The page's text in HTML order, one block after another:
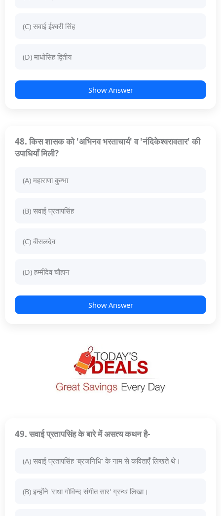
(C) सवाई ईश्वरी सिंह
(D) माधोसिंह द्वितीय
Show Answer
48. किस शासक को 'अभिनव भरताचार्य' व 'नंदिकेश्वरावतार' की
उपाधियाँ मिली?
(A) महाराणा कुम्भा
(B) सवाई प्रतापसिंह
(C) बीसलदेव
(D) हम्मीदेव चौहान
Show Answer
49. सवाई प्रतापसिंह के बारे में असत्य कथन है-
(A) सवाई प्रतापसिंह 'ब्रजनिधि' के नाम से कविताएँ लिखते थे।
(B) इन्होंने 'राधा गोविन्द संगीत सार' ग्रन्थ लिखा।